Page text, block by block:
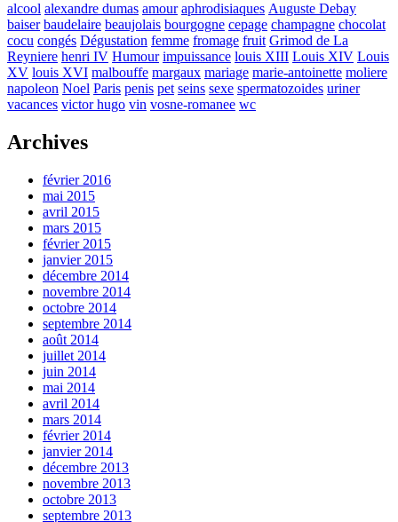
alcool alexandre dumas amour aphrodisiaques Auguste Debay
baiser baudelaire beaujolais bourgogne cepage champagne chocolat
cocu congés Dégustation femme fromage fruit Grimod de La
Reyniere henri IV Humour impuissance louis XIII Louis XIV Louis
XV louis XVI malbouffe margaux mariage marie-antoinette moliere
napoleon Noel Paris penis pet seins sexe spermatozoides uriner
vacances victor hugo vin vosne-romanee wc
Archives
février 2016
mai 2015
avril 2015
mars 2015
février 2015
janvier 2015
décembre 2014
novembre 2014
octobre 2014
septembre 2014
août 2014
juillet 2014
juin 2014
mai 2014
avril 2014
mars 2014
février 2014
janvier 2014
décembre 2013
novembre 2013
octobre 2013
septembre 2013